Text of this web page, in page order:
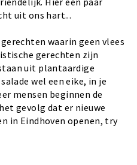
uit ons hart...
waarin geen vlees
gerechten zijn
uit plantaardige
wel een eike, in je
mensen beginnen de
gevolg dat er nieuwe
in Eindhoven openen, try